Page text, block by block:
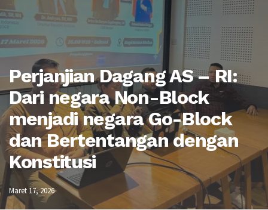
Perjanjian Dagang AS – RI:
Dari negara Non-Block
menjadi negara Go-Block
dan Bertentangan dengan
Konstitusi
Maret 17, 2026